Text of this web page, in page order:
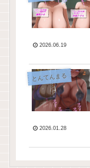
2026.06.19
とんてんまる
2026.01.28